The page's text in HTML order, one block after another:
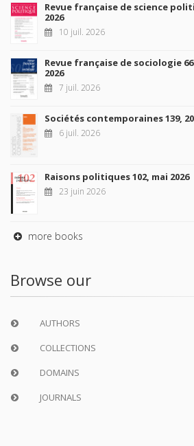
Revue française de science
2026
10 juil. 2026
Revue française de sociologie
2026
7 juil. 2026
Sociétés contemporaines 139,
6 juil. 2026
Raisons politiques 102, mai 2026
23 juin 2026
more books
Browse our
AUTHORS
COLLECTIONS
DOMAINS
JOURNALS